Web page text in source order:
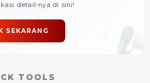
detail-nya di sini!
SEKARANG
TOOLS